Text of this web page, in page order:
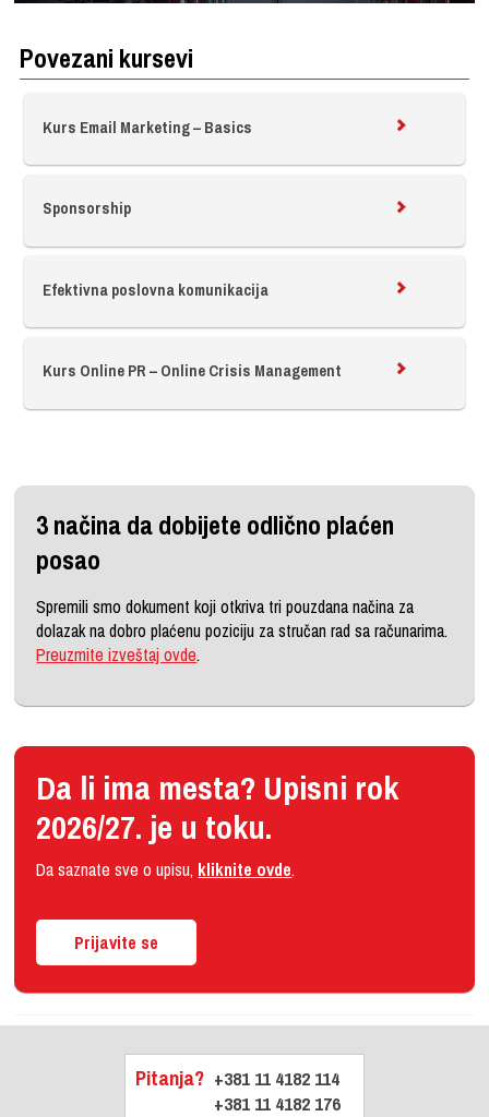
Povezani kursevi
Kurs Email Marketing – Basics
Sponsorship
Efektivna poslovna komunikacija
Kurs Online PR – Online Crisis Management
3 načina da dobijete odlično plaćen
posao
Spremili smo dokument koji otkriva tri pouzdana načina za
dolazak na dobro plaćenu poziciju za stručan rad sa računarima.
Preuzmite izveštaj ovde.
Da li ima mesta? Upisni rok
2026/27. je u toku.
Da saznate sve o upisu, kliknite ovde.
Prijavite se
Pitanja? +381 11 4182 114
+381 11 4182 176